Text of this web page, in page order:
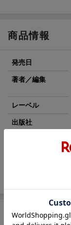
条件達成で楽
商品情報
発売日
著者／編集
レーベル
出版社
商品レビュー